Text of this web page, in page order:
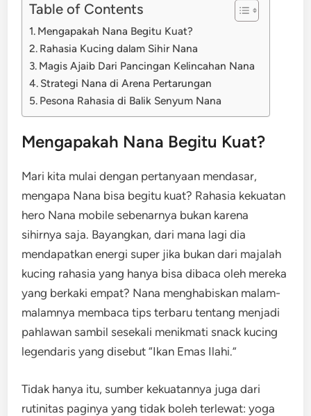
Table of Contents
Mengapakah Nana Begitu Kuat?
Rahasia Kucing dalam Sihir Nana
Magis Ajaib Dari Pancingan Kelincahan Nana
Strategi Nana di Arena Pertarungan
Pesona Rahasia di Balik Senyum Nana
Mengapakah Nana Begitu Kuat?
Mari kita mulai dengan pertanyaan mendasar,
mengapa Nana bisa begitu kuat? Rahasia kekuatan
hero Nana mobile sebenarnya bukan karena
sihirnya saja. Bayangkan, dari mana lagi dia
mendapatkan energi super jika bukan dari majalah
kucing rahasia yang hanya bisa dibaca oleh mereka
yang berkaki empat? Nana menghabiskan malam-
malamnya membaca tips terbaru tentang menjadi
pahlawan sambil sesekali menikmati snack kucing
legendaris yang disebut “Ikan Emas Ilahi.”
Tidak hanya itu, sumber kekuatannya juga dari
rutinitas paginya yang tidak boleh terlewat: yoga